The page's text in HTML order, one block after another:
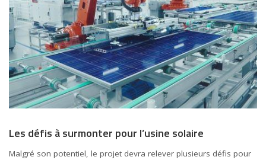
Les défis à surmonter pour l’usine solaire
Malgré son potentiel, le projet devra relever plusieurs défis pour